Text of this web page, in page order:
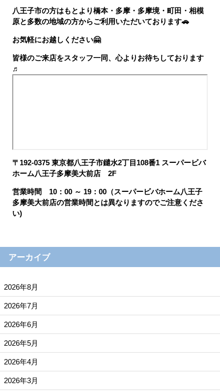
八王子市の方はもとより橋本・多摩・多摩境・町田・相模
原と多数の地域の方からご利用いただいております🚗
お気軽にお越しください🤗
皆様のご来店をスタッフ一同、心よりお待ちしております
♬
〒192-0375 東京都八王子市鑓水2丁目108番1 スーパービバ
ホーム八王子多摩美大前店 2F
営業時間 10：00 ～ 19：00（スーパービバホーム八王子
多摩美大前店の営業時間とは異なりますのでご注意くださ
い)
アーカイブ
2026年8月
2026年7月
2026年6月
2026年5月
2026年4月
2026年3月